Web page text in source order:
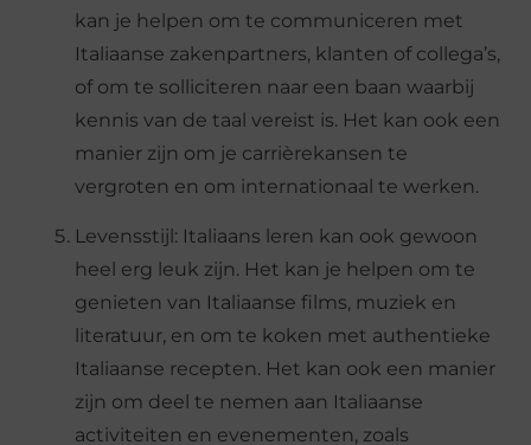
kan je helpen om te communiceren met
Italiaanse zakenpartners, klanten of collega’s,
of om te solliciteren naar een baan waarbij
kennis van de taal vereist is. Het kan ook een
manier zijn om je carrièrekansen te
vergroten en om internationaal te werken.
Levensstijl : Italiaans leren kan ook gewoon
heel erg leuk zijn. Het kan je helpen om te
genieten van Italiaanse films, muziek en
literatuur, en om te koken met authentieke
Italiaanse recepten. Het kan ook een manier
zijn om deel te nemen aan Italiaanse
activiteiten en evenementen, zoals